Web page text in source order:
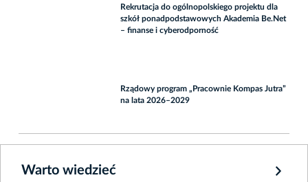
Rekrutacja do ogólnopolskiego projektu dla
szkół ponadpodstawowych Akademia Be.Net
– finanse i cyberodporność
Rządowy program „Pracownie Kompas Jutra”
na lata 2026–2029
Warto wiedzieć